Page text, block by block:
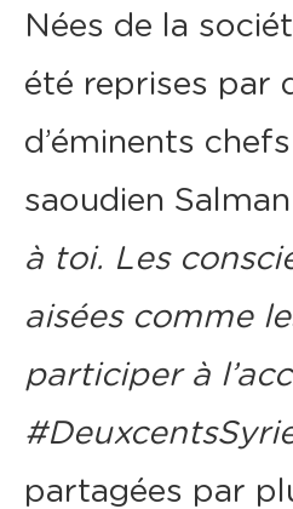
Nées de la
été reprises par
d’éminents
saoudien
à toi. Les
aisées comme
participer à
partagées par